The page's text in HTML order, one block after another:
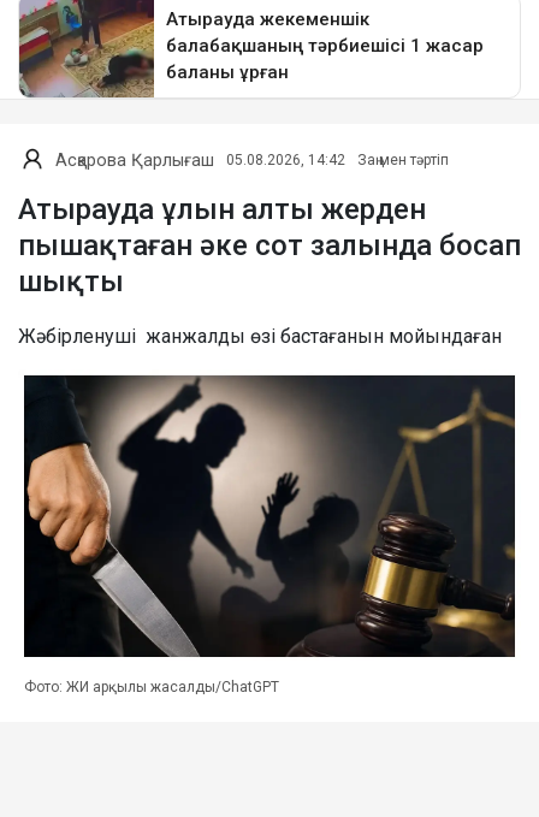
Асқарова Қарлығаш 05.08.2026, 14:42 Заң мен тәртіп
Атырауда ұлын алты жерден
пышақтаған әке сот залында босап
шықты
Жәбірленуші жанжалды өзі бастағанын мойындаған
Фото: ЖИ арқылы жасалды/ChatGPT